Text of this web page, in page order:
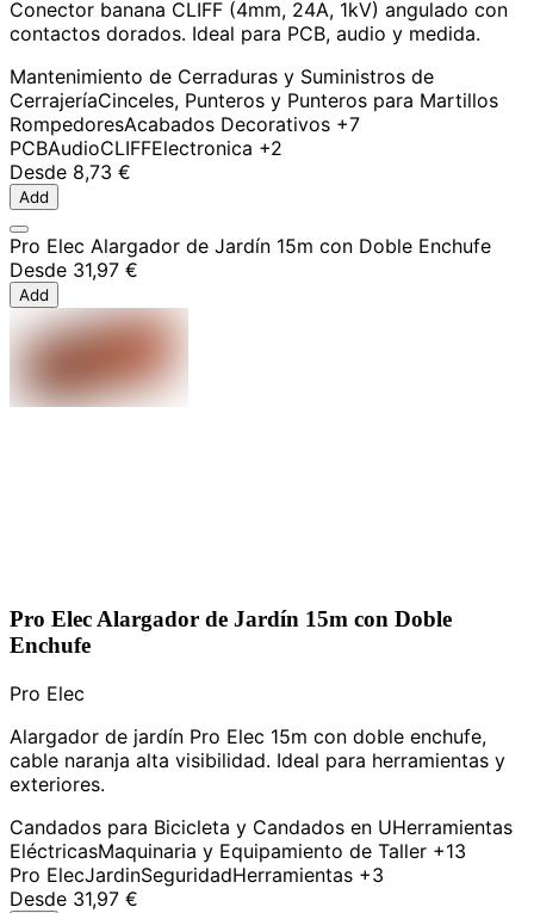
Conector banana CLIFF (4mm, 24A, 1kV) angulado con
contactos dorados. Ideal para PCB, audio y medida.
Mantenimiento de Cerraduras y Suministros de
CerrajeríaCinceles, Punteros y Punteros para Martillos
RompedoresAcabados Decorativos +7
PCBAudioCLIFFElectronica +2
Desde 8,73 €
Add
Pro Elec Alargador de Jardín 15m con Doble Enchufe
Desde 31,97 €
Add
Pro Elec Alargador de Jardín 15m con Doble
Enchufe
Pro Elec
Alargador de jardín Pro Elec 15m con doble enchufe,
cable naranja alta visibilidad. Ideal para herramientas y
exteriores.
Candados para Bicicleta y Candados en UHerramientas
EléctricasMaquinaria y Equipamiento de Taller +13
Pro ElecJardinSeguridadHerramientas +3
Desde 31,97 €